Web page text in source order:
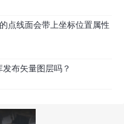
点线面会带上坐标位置属性
布矢量图层吗？